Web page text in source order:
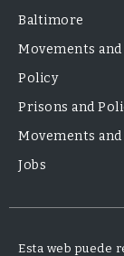
Baltimore
Movements
Policy
Prisons and
Movements
Jobs
Esta web puede